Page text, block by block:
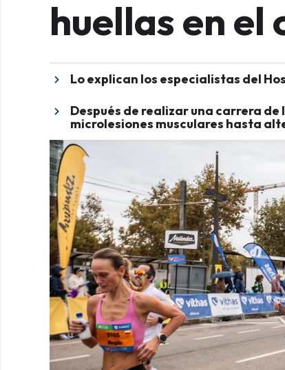
huellas en el
Lo explican los especialistas del
Después de realizar una carrera
microlesiones musculares hasta